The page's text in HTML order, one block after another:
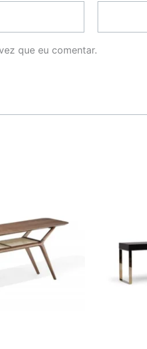
que eu comentar.